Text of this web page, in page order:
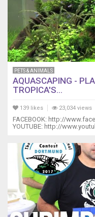
PETS & ANIMALS
AQUASCAPING -
TROPICA'S...
139 likes 23,034 views
FACEBOOK: http://
YOUTUBE: http://